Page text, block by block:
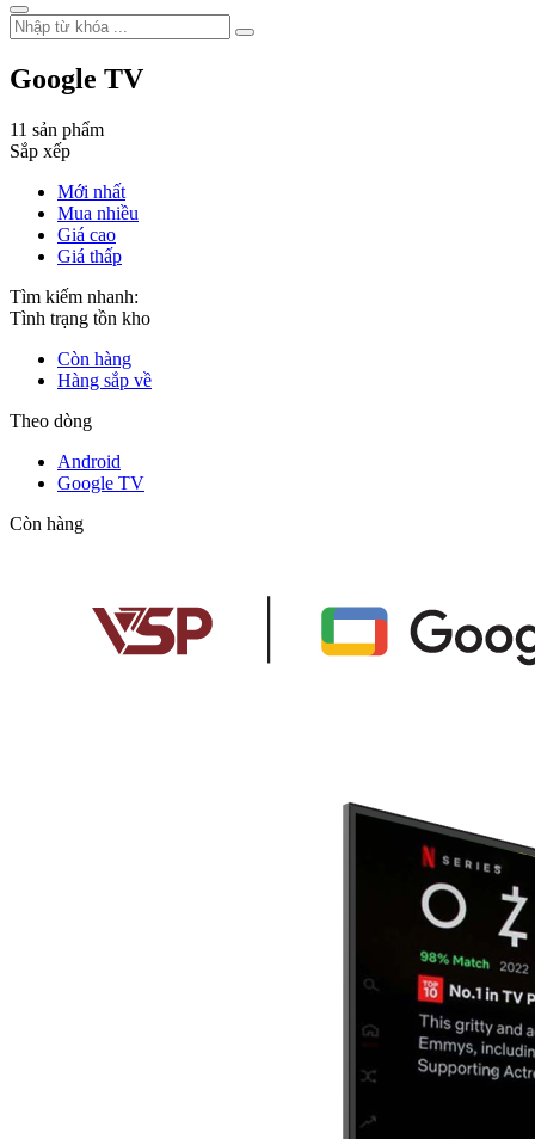
Google TV
11 sản phẩm
Sắp xếp
Mới nhất
Mua nhiều
Giá cao
Giá thấp
Tìm kiếm nhanh:
Tình trạng tồn kho
Còn hàng
Hàng sắp về
Theo dòng
Android
Google TV
Còn hàng